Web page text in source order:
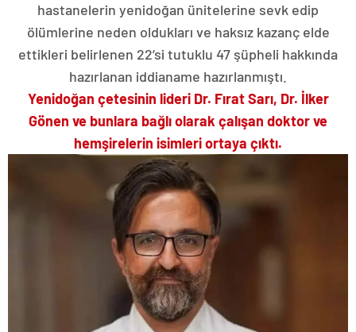
hastanelerin yenidoğan ünitelerine sevk edip
ölümlerine neden oldukları ve haksız kazanç elde
ettikleri belirlenen 22’si tutuklu 47 şüpheli hakkında
hazırlanan iddianame hazırlanmıştı.
Yenidoğan çetesinin lideri Dr. Fırat Sarı, Dr. İlker
Gönen ve bunlara bağlı olarak çalışan doktor ve
hemşirelerin isimleri ortaya çıktı.